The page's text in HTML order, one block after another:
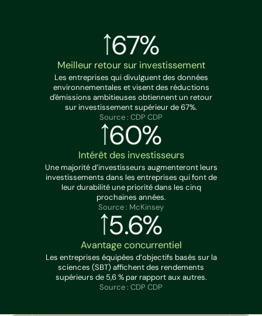
67%
Meilleur retour sur investissement
Les entreprises qui divulguent des données
environnementales et visent des réductions
d'émissions ambitieuses obtiennent un retour
sur investissement supérieur de 67%.
Source : CDP CDP
60%
Intérêt des investisseurs
Une majorité d’investisseurs augmenteront leurs
investissements dans les entreprises qui font de
leur durabilité une priorité dans les cinq
prochaines années.
Source : McKinsey
5.6%
Avantage concurrentiel
Les entreprises équipées d’objectifs basés sur la
sciences (SBT) affichent des rendements
supérieurs de 5,6 % par rapport aux autres.
Source : CDP CDP